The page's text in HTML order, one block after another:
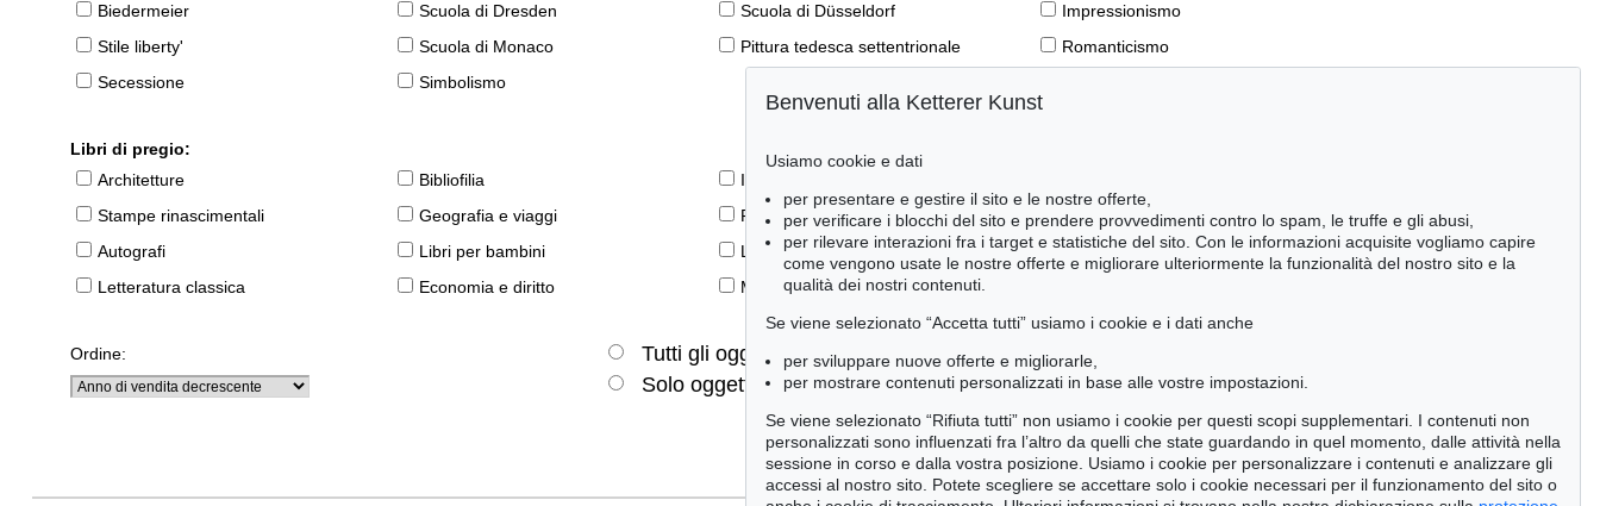
Biedermeier
Scuola di Dresden Scuola di Düsseldorf
Impressionismo
Stile liberty'
Scuola di Monaco Pittura tedesca settentrionale
Romanticismo
Secessione
Simbolismo
Libri di pregio:
Architetture
Bibliofilia Il libro e la modernità
Stampe rinascimentali
Geografia e viaggi Prime edizioni
Manoscritti antichi
Autografi
Libri per bambini Lifestyle
Pietre miliari delle scienze naturali
Letteratura classica
Economia e diritto Meraviglie della natura
Ordine: Tutti gli oggetti
Solo offerte attuali
Solo oggetti venduti
Benvenuti alla Ketterer Kunst
Usiamo cookie e dati
per presentare e gestire il sito e le nostre offerte,
per verificare i blocchi del sito e prendere provvedimenti contro lo spam, le truffe e gli abusi,
per rilevare interazioni fra i target e statistiche del sito. Con le informazioni acquisite vogliamo capire
come vengono usate le nostre offerte e migliorare ulteriormente la funzionalità del nostro sito e la
qualità dei nostri contenuti.
Se viene selezionato “Accetta tutti” usiamo i cookie e i dati anche
per sviluppare nuove offerte e migliorarle,
per mostrare contenuti personalizzati in base alle vostre impostazioni.
Se viene selezionato “Rifiuta tutti” non usiamo i cookie per questi scopi supplementari. I contenuti non
personalizzati sono influenzati fra l’altro da quelli che state guardando in quel momento, dalle attività nella
sessione in corso e dalla vostra posizione. Usiamo i cookie per personalizzare i contenuti e analizzare gli
accessi al nostro sito. Potete scegliere se accettare solo i cookie necessari per il funzionamento del sito o